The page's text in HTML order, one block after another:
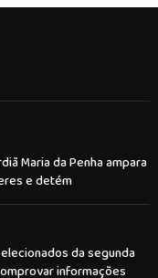
Maria da Penha ampara
e detém
da segunda
informações